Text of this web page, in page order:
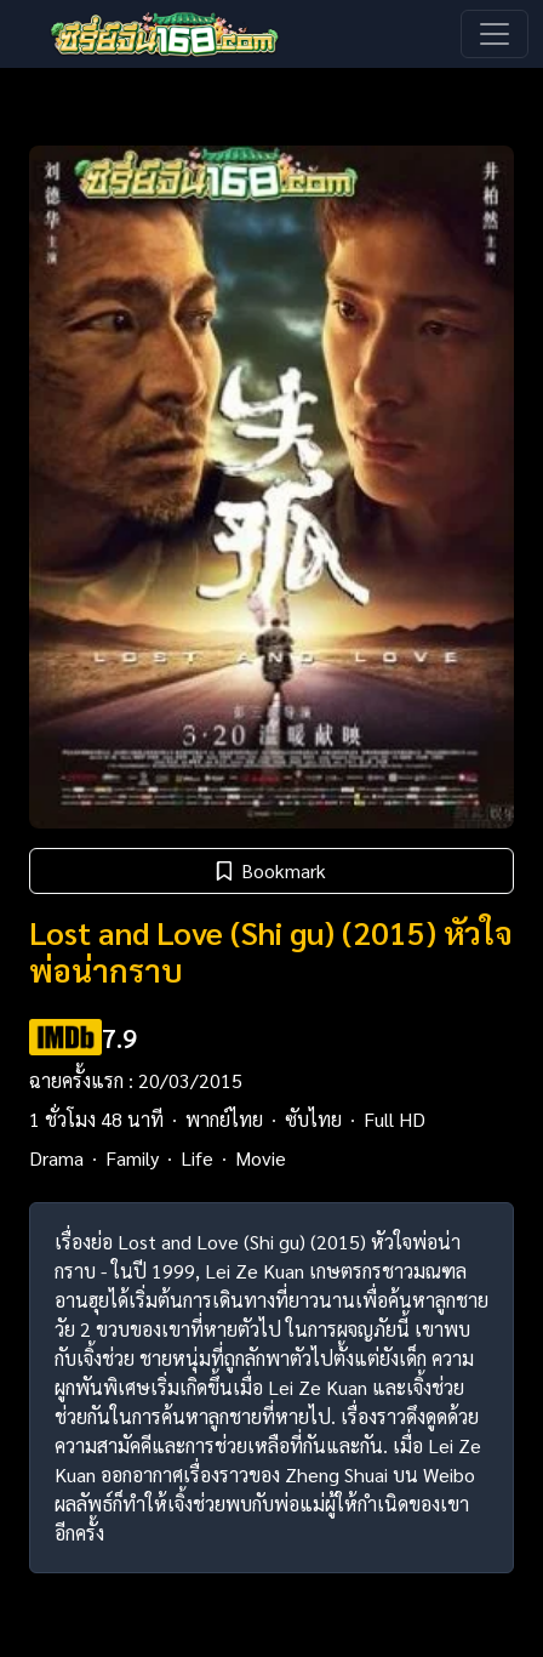
Bookmark
Lost and Love (Shi gu) (2015) หัวใจ
พ่อน่ากราบ
7.9
ฉายครั้งแรก : 20/03/2015
1 ชั่วโมง 48 นาที
พากย์ไทย ซับไทย
Full HD
Drama
Family Life Movie
เรื่องย่อ Lost and Love (Shi gu) (2015) หัวใจพ่อน่า
กราบ - ในปี 1999, Lei Ze Kuan เกษตรกรชาวมณฑล
อานฮุยได้เริ่มต้นการเดินทางที่ยาวนานเพื่อค้นหาลูกชาย
วัย 2 ขวบของเขาที่หายตัวไป ในการผจญภัยนี้ เขาพบ
กับเจิ้งช่วย ชายหนุ่มที่ถูกลักพาตัวไปตั้งแต่ยังเด็ก ความ
ผูกพันพิเศษเริ่มเกิดขึ้นเมื่อ Lei Ze Kuan และเจิ้งช่วย
ช่วยกันในการค้นหาลูกชายที่หายไป. เรื่องราวดึงดูดด้วย
ความสามัคคีและการช่วยเหลือที่กันและกัน. เมื่อ Lei Ze
Kuan ออกอากาศเรื่องราวของ Zheng Shuai บน Weibo
ผลลัพธ์ก็ทำให้เจิ้งช่วยพบกับพ่อแม่ผู้ให้กำเนิดของเขา
อีกครั้ง